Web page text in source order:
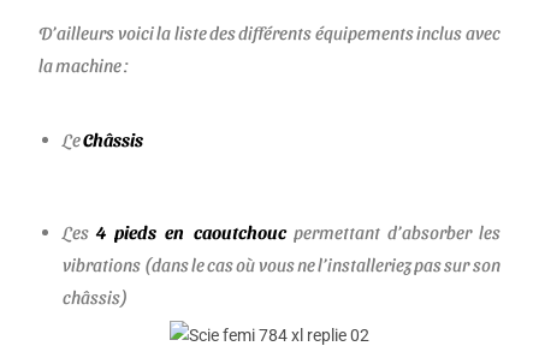
D’ailleurs voici la liste des différents équipements inclus avec
la machine :
LeChâssis
Les4 pieds en caoutchoucpermettant d’absorber les
vibrations (dans le cas où vous ne l’installeriez pas sur son
châssis)